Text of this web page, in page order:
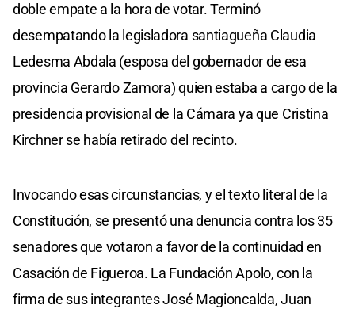
doble empate a la hora de votar. Terminó
desempatando la legisladora santiagueña Claudia
Ledesma Abdala (esposa del gobernador de esa
provincia Gerardo Zamora) quien estaba a cargo de la
presidencia provisional de la Cámara ya que Cristina
Kirchner se había retirado del recinto.
Invocando esas circunstancias, y el texto literal de la
Constitución, se presentó una denuncia contra los 35
senadores que votaron a favor de la continuidad en
Casación de Figueroa. La Fundación Apolo, con la
firma de sus integrantes José Magioncalda, Juan